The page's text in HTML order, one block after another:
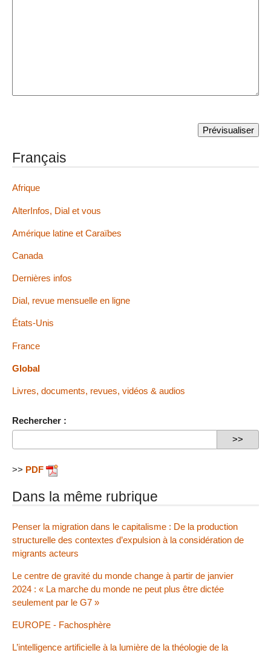
Français
Afrique
AlterInfos, Dial et vous
Amérique latine et Caraïbes
Canada
Dernières infos
Dial, revue mensuelle en ligne
États-Unis
France
Global
Livres, documents, revues, vidéos & audios
Rechercher :
>> PDF
Dans la même rubrique
Penser la migration dans le capitalisme : De la production
structurelle des contextes d’expulsion à la considération de
migrants acteurs
Le centre de gravité du monde change à partir de janvier
2024 : « La marche du monde ne peut plus être dictée
seulement par le G7 »
EUROPE - Fachosphère
L’intelligence artificielle à la lumière de la théologie de la